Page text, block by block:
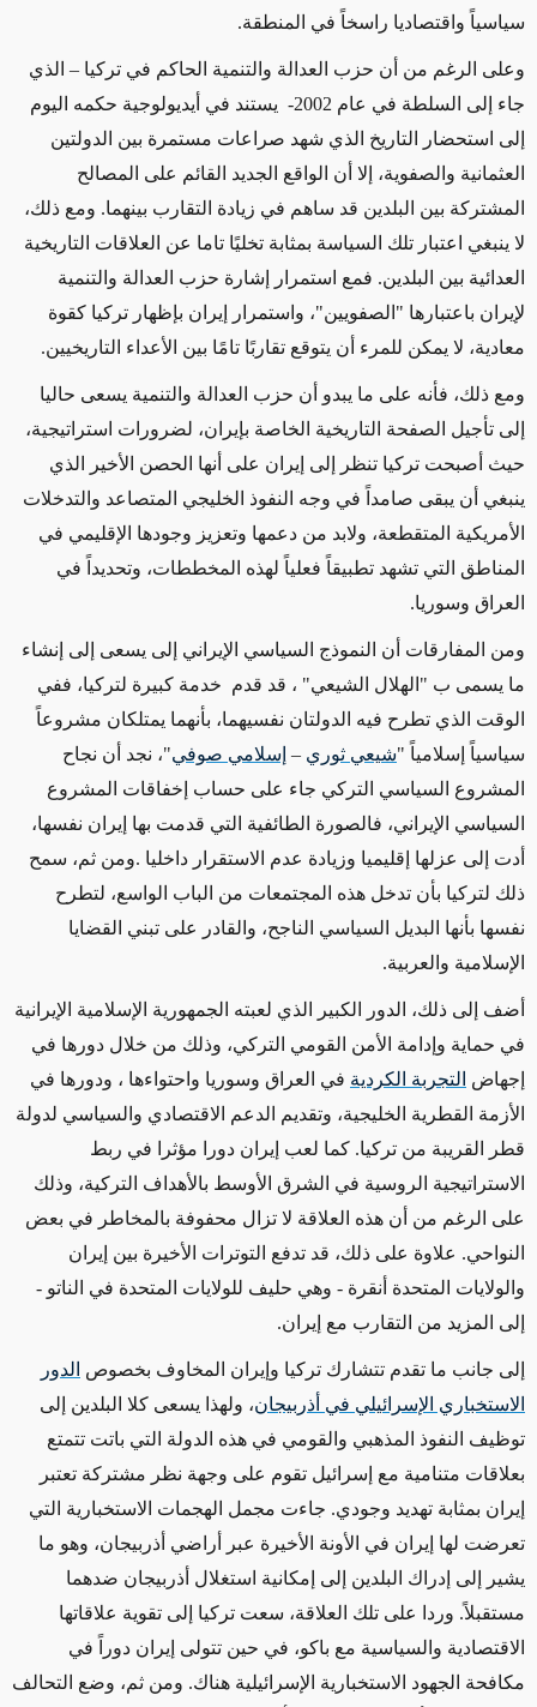
سياسياً واقتصاديا راسخاً في المنطقة.
وعلى الرغم من أن حزب العدالة والتنمية الحاكم في تركيا – الذي
جاء إلى السلطة في عام 2002- يستند في أيديولوجية حكمه اليوم
إلى استحضار التاريخ الذي شهد صراعات مستمرة بين الدولتين
العثمانية والصفوية، إلا أن الواقع الجديد القائم على المصالح
المشتركة بين البلدين قد ساهم في زيادة التقارب بينهما. ومع ذلك،
لا ينبغي اعتبار تلك السياسة بمثابة تخليًا تاما عن العلاقات التاريخية
العدائية بين البلدين. فمع استمرار إشارة حزب العدالة والتنمية
لإيران باعتبارها "الصفويين"، واستمرار إيران بإظهار تركيا كقوة
معادية، لا يمكن للمرء أن يتوقع تقاربًا تامًا بين الأعداء التاريخيين.
ومع ذلك، فأنه على ما يبدو أن حزب العدالة والتنمية يسعى حاليا
إلى تأجيل الصفحة التاريخية الخاصة بإيران، لضرورات استراتيجية،
حيث أصبحت تركيا تنظر إلى إيران على أنها الحصن الأخير الذي
ينبغي أن يبقى صامداً في وجه النفوذ الخليجي المتصاعد والتدخلات
الأمريكية المتقطعة، ولابد من دعمها وتعزيز وجودها الإقليمي في
المناطق التي تشهد تطبيقاً فعلياً لهذه المخططات، وتحديداً في
العراق وسوريا.
ومن المفارقات أن النموذج السياسي الإيراني إلى يسعى إلى إنشاء
ما يسمى ب "الهلال الشيعي" ، قد قدم خدمة كبيرة لتركيا، ففي
الوقت الذي تطرح فيه الدولتان نفسيهما، بأنهما يمتلكان مشروعاً
سياسياً إسلامياً "شيعي ثوري – إسلامي صوفي"، نجد أن نجاح
المشروع السياسي التركي جاء على حساب إخفاقات المشروع
السياسي الإيراني، فالصورة الطائفية التي قدمت بها إيران نفسها،
أدت إلى عزلها إقليميا وزيادة عدم الاستقرار داخليا .ومن ثم، سمح
ذلك لتركيا بأن تدخل هذه المجتمعات من الباب الواسع، لتطرح
نفسها بأنها البديل السياسي الناجح، والقادر على تبني القضايا
الإسلامية والعربية.
أضف إلى ذلك، الدور الكبير الذي لعبته الجمهورية الإسلامية الإيرانية
في حماية وإدامة الأمن القومي التركي، وذلك من خلال دورها في
إجهاض التجربة الكردية في العراق وسوريا واحتواءها ، ودورها في
الأزمة القطرية الخليجية، وتقديم الدعم الاقتصادي والسياسي لدولة
قطر القريبة من تركيا. كما لعب إيران دورا مؤثرا في ربط
الاستراتيجية الروسية في الشرق الأوسط بالأهداف التركية، وذلك
على الرغم من أن هذه العلاقة لا تزال محفوفة بالمخاطر في بعض
النواحي. علاوة على ذلك، قد تدفع التوترات الأخيرة بين إيران
والولايات المتحدة أنقرة - وهي حليف للولايات المتحدة في الناتو -
إلى المزيد من التقارب مع إيران.
إلى جانب ما تقدم تتشارك تركيا وإيران المخاوف بخصوص الدور
الاستخباري الإسرائيلي في أذربيجان، ولهذا يسعى كلا البلدين إلى
توظيف النفوذ المذهبي والقومي في هذه الدولة التي باتت تتمتع
بعلاقات متنامية مع إسرائيل تقوم على وجهة نظر مشتركة تعتبر
إيران بمثابة تهديد وجودي. جاءت مجمل الهجمات الاستخبارية التي
تعرضت لها إيران في الأونة الأخيرة عبر أراضي أذربيجان، وهو ما
يشير إلى إدراك البلدين إلى إمكانية استغلال أذربيجان ضدهما
مستقبلاً. وردا على تلك العلاقة، سعت تركيا إلى تقوية علاقاتها
الاقتصادية والسياسية مع باكو، في حين تتولى إيران دوراً في
مكافحة الجهود الاستخبارية الإسرائيلية هناك. ومن ثم، وضع التحالف